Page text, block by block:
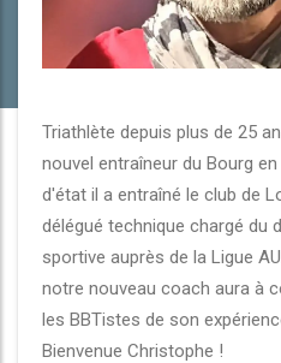
Triathlète depuis plus de 25
nouvel entraîneur du Bourg
d'état il a entraîné le club de
délégué technique chargé du
sportive auprès de la Ligue
notre nouveau coach aura à
les BBTistes de son
Bienvenue Christophe !